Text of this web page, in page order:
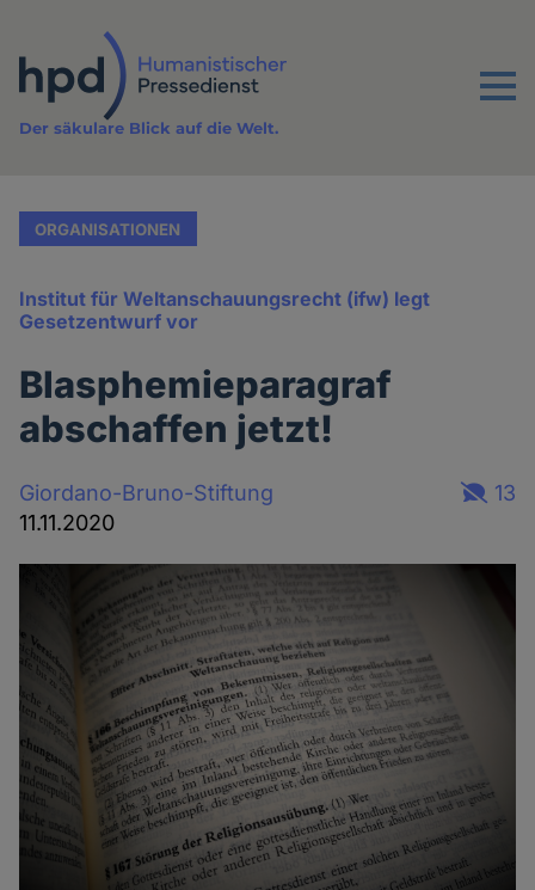
Inhalt
Menu
Der säkulare Blick auf die Welt.
ORGANISATIONEN
Institut für Weltanschauungsrecht (ifw) legt
Gesetzentwurf vor
Blasphemieparagraf
abschaffen jetzt!
Giordano-Bruno-Stiftung
11.11.2020
13